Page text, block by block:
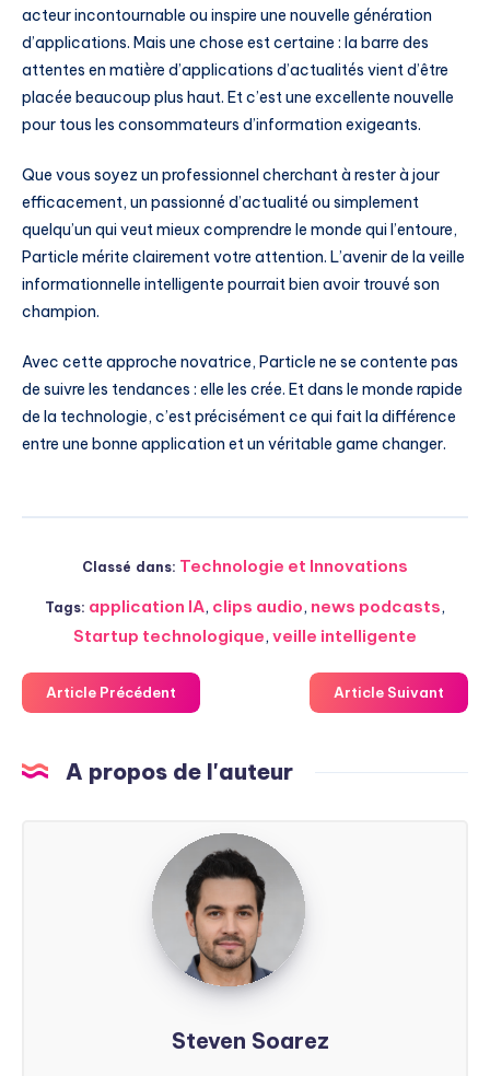
acteur incontournable ou inspire une nouvelle génération
d’applications. Mais une chose est certaine : la barre des
attentes en matière d’applications d’actualités vient d’être
placée beaucoup plus haut. Et c’est une excellente nouvelle
pour tous les consommateurs d’information exigeants.
Que vous soyez un professionnel cherchant à rester à jour
efficacement, un passionné d’actualité ou simplement
quelqu’un qui veut mieux comprendre le monde qui l’entoure,
Particle mérite clairement votre attention. L’avenir de la veille
informationnelle intelligente pourrait bien avoir trouvé son
champion.
Avec cette approche novatrice, Particle ne se contente pas
de suivre les tendances : elle les crée. Et dans le monde rapide
de la technologie, c’est précisément ce qui fait la différence
entre une bonne application et un véritable game changer.
Classé dans: Technologie et Innovations
Tags: application IA, clips audio, news podcasts,
Startup technologique, veille intelligente
Article Précédent Article Suivant
A propos de l'auteur
Steven
Soarez
Steven Soarez